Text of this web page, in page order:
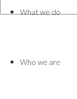
contentWhat we do
Who we are